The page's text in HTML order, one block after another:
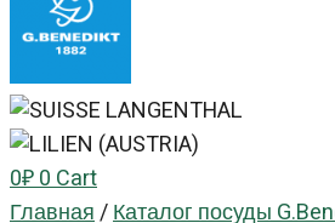
0₽0Cart
Главная/Каталог посуды